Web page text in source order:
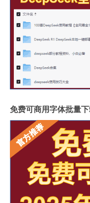
免费可商用字体批量